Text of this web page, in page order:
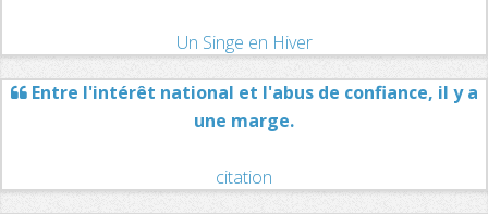
Un Singe en Hiver
Entre l'intérêt national et l'abus de confiance, il y a
une marge.
citation